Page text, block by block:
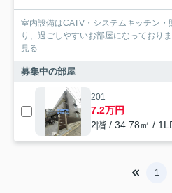
室内設備はCATV・システムキッチン
り、過ごしやすいお部屋になっており
見る
募集中の部屋
201
7.2万円
2階 / 34.78㎡ /
1